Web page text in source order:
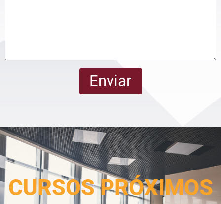
Enviar
CURSOS PRÓXIMOS